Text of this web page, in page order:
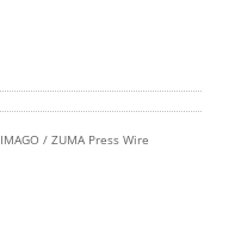
IMAGO / ZUMA Press Wire